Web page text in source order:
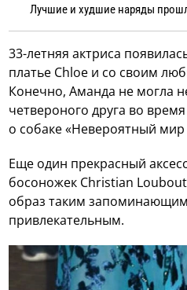
Лучшие и худшие наряды
33-летняя актриса
платье Chloe и со своим
Конечно, Аманда не могла
четвероного друга во
о собаке «Невероятный
Еще один прекрасный
босоножек Christian
образ таким
привлекательным.